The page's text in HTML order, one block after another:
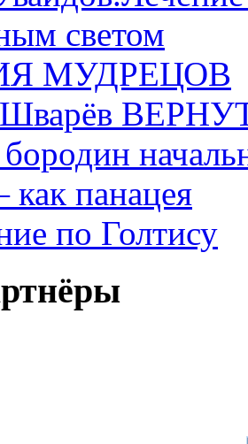
светом
МУДРЕЦОВ
панацея
по Голтису